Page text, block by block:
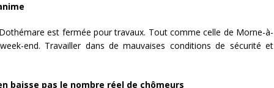
est fermée pour travaux. Tout comme celle de Morne-à-
end. Travailler dans de mauvaises conditions de sécurité et
baisse pas le nombre réel de chômeurs